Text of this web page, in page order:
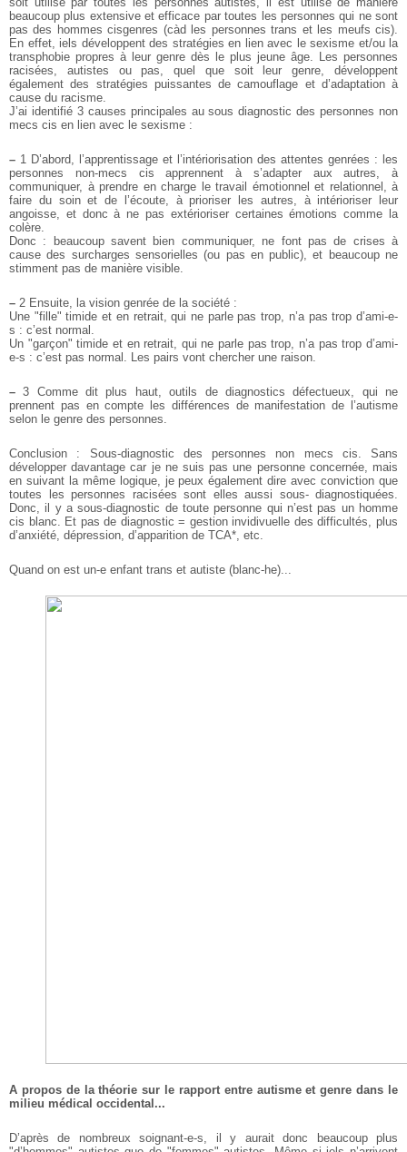
beaucoup plus extensive et efficace par toutes les personnes qui ne sont
pas des hommes cisgenres (càd les personnes trans et les meufs cis).
En effet, iels développent des stratégies en lien avec le sexisme et/ou la
transphobie propres à leur genre dès le plus jeune âge. Les personnes
racisées, autistes ou pas, quel que soit leur genre, développent
également des stratégies puissantes de camouflage et d’adaptation à
cause du racisme.
J’ai identifié 3 causes principales au sous diagnostic des personnes non
mecs cis en lien avec le sexisme :
– 1 D’abord, l’apprentissage et l’intériorisation des attentes genrées : les
personnes non-mecs cis apprennent à s’adapter aux autres, à
communiquer, à prendre en charge le travail émotionnel et relationnel, à
faire du soin et de l’écoute, à prioriser les autres, à intérioriser leur
angoisse, et donc à ne pas extérioriser certaines émotions comme la
colère.
Donc : beaucoup savent bien communiquer, ne font pas de crises à
cause des surcharges sensorielles (ou pas en public), et beaucoup ne
stimment pas de manière visible.
– 2 Ensuite, la vision genrée de la société :
Une "fille" timide et en retrait, qui ne parle pas trop, n’a pas trop d’ami-e-
s : c’est normal.
Un "garçon" timide et en retrait, qui ne parle pas trop, n’a pas trop d’ami-
e-s : c’est pas normal. Les pairs vont chercher une raison.
– 3 Comme dit plus haut, outils de diagnostics défectueux, qui ne
prennent pas en compte les différences de manifestation de l’autisme
selon le genre des personnes.
Conclusion : Sous-diagnostic des personnes non mecs cis. Sans
développer davantage car je ne suis pas une personne concernée, mais
en suivant la même logique, je peux également dire avec conviction que
toutes les personnes racisées sont elles aussi sous- diagnostiquées.
Donc, il y a sous-diagnostic de toute personne qui n’est pas un homme
cis blanc. Et pas de diagnostic = gestion invidivuelle des difficultés, plus
d’anxiété, dépression, d’apparition de TCA*, etc.
Quand on est un-e enfant trans et autiste (blanc-he)...
A propos de la théorie sur le rapport entre autisme et genre dans le
milieu médical occidental...
D’après de nombreux soignant-e-s, il y aurait donc beaucoup plus